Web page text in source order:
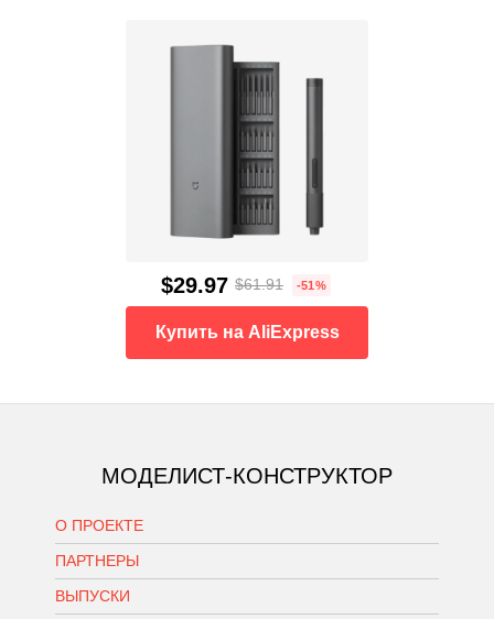
$29.97 $61.91 -51%
Купить на AliExpress
МОДЕЛИСТ-КОНСТРУКТОР
О ПРОЕКТЕ
ПАРТНЕРЫ
ВЫПУСКИ